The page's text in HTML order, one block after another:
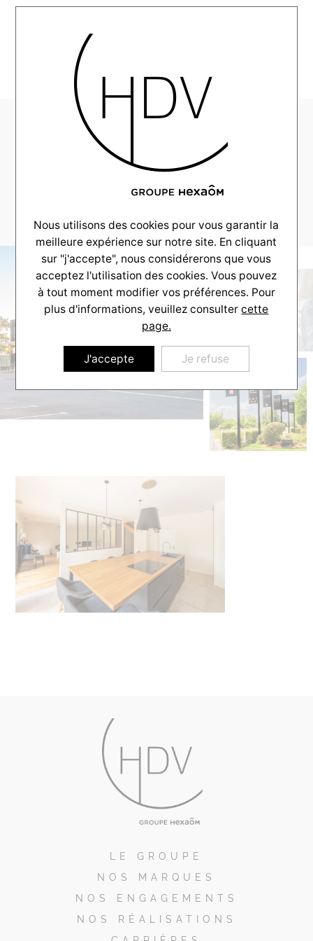
AlphaConstructions-
Realisation-Pessac-
2021-09-
00_0021_DSC_4357
LE GROUPE
NOS MARQUES
NOS ENGAGEMENTS
NOS RÉALISATIONS
Nous utilisons des cookies pour vous garantir la
meilleure expérience sur notre site. En cliquant
sur "j'accepte", nous considérerons que vous
acceptez l'utilisation des cookies. Vous pouvez
à tout moment modifier vos préférences. Pour
plus d'informations, veuillez consultercette
page.
J'accepte Je refuse